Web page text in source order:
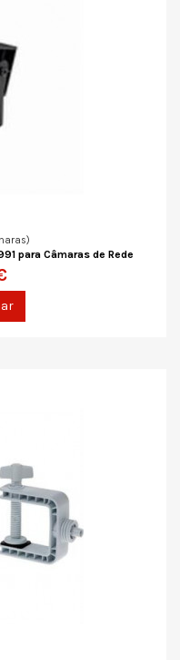
para Câmaras de Rede